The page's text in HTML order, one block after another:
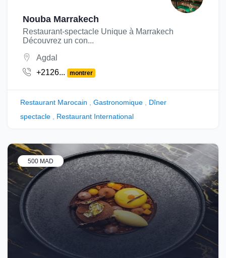
Nouba Marrakech
Restaurant-spectacle Unique à Marrakech
Découvrez un con...
Agdal
+2126...
montrer
Restaurant Marocain Gastronomique
Dîner
spectacle
Restaurant International
500 MAD